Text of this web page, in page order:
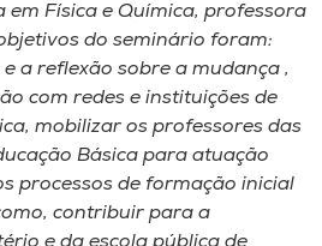
em Física e Química, professora
do seminário foram:
a reflexão sobre a mudança ,
com redes e instituições de
mobilizar os professores das
Básica para atuação
processos de formação inicial
contribuir para a